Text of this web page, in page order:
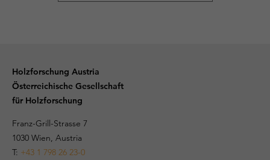
Holzforschung Austria
Österreichische Gesellschaft
für Holzforschung
Franz-Grill-Strasse 7
1030 Wien, Austria
T: +43 1 798 26 23-0